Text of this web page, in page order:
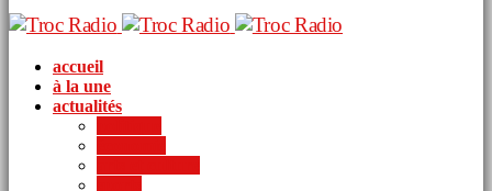
accueil
à la une
actualités